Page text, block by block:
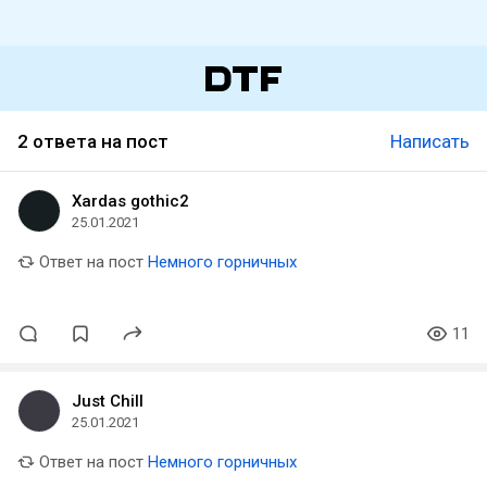
2 ответа на пост Написать
Xardas gothic2
25.01.2021
Ответ на пост Немного горничных
11
Just Chill
25.01.2021
Ответ на пост Немного горничных